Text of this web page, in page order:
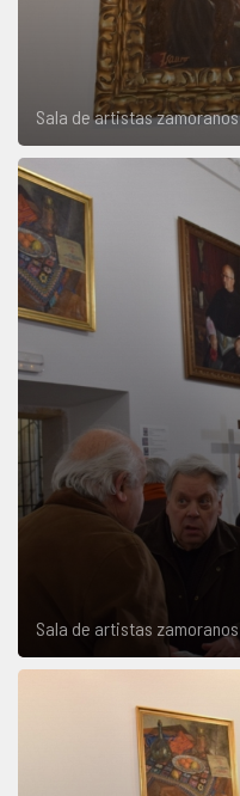
Sala de artistas zamoranos
Sala de artistas zamoranos